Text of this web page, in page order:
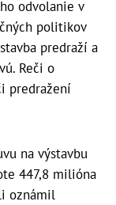
odvolanie v
politikov
predraží a
Reči o
predražení
na výstavbu
447,8 milióna
oznámil